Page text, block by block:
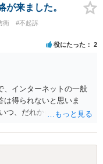
な就労・監督状況） ・監
実現可能性があるもので
執行猶予が狙える事案で
刑となるか微妙な事案
来ました。
衛
#不起訴
役にたった 2
、インターネットの一般
は得られないと思いま
つ、だれからどのような
て、お近くで詳細な法律
方がよいと思われます。
コーダーを持参して取